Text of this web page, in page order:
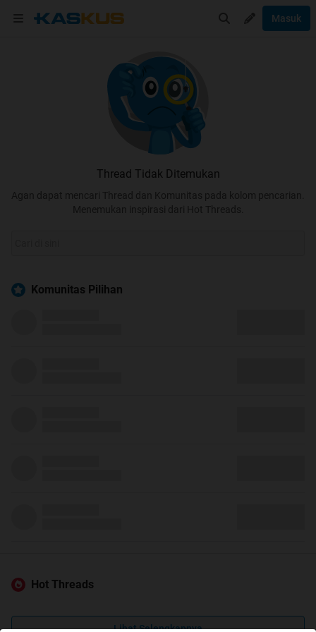
Masuk
Thread Tidak Ditemukan
Agan dapat mencari Thread dan Komunitas pada kolom pencarian.
Menemukan inspirasi dari Hot Threads.
Komunitas Pilihan
Hot Threads
Lihat Selengkapnya